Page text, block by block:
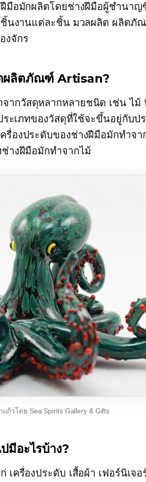
มือมักผลิตโดยช่างฝีมือผู้ชำนาญ
ชิ้นงานแต่ละชิ้น มวลผลิต ผลิตภั
งจักร
ผลิตภัณฑ์ Artisan?
ากวัสดุหลากหลายชนิด เช่น ไม้
ะเภทของวัสดุที่ใช้จะขึ้นอยู่กับป
องประดับของช่างฝีมือมักทำจา
างฝีมือมักทำจากไม้
แก้วโดย Sea Spirits Gallery & Gifts
อะไรบ้าง?
ครื่องประดับ เสื้อผ้า เฟอร์นิเจอ